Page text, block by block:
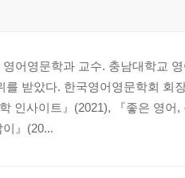
영어영문학과 교수. 충남대학교
를 받았다. 한국영어영문학회 회
인사이트』(2021), 『좋은 영어
』(20...